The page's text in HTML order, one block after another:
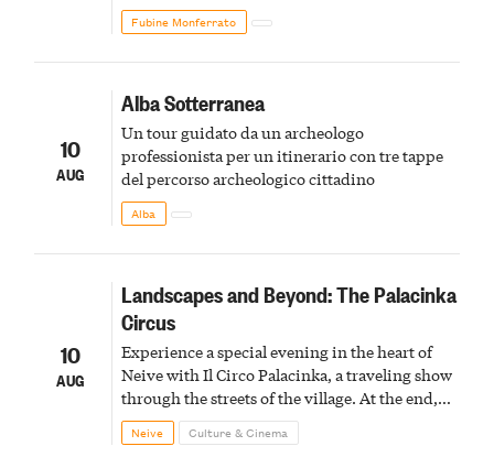
Fubine Monferrato
10
AUG
Alba Sotterranea
Un tour guidato da un archeologo
professionista per un itinerario con tre tappe
del percorso archeologico cittadino
Alba
10
AUG
Landscapes and Beyond: The Palacinka
Circus
Experience a special evening in the heart of
Neive with Il Circo Palacinka, a traveling show
through the streets of the village. At the end,
Cascina Fonda Winery will offer a tasting of
two sparkling wines.
Neive Culture & Cinema